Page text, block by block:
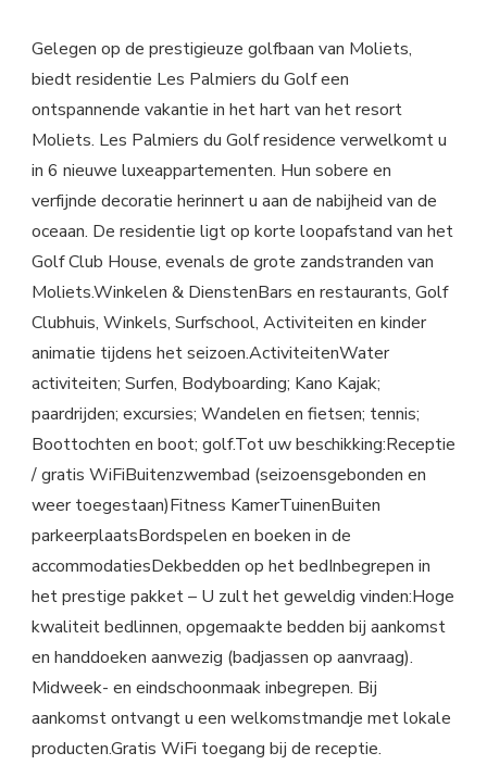
Gelegen op de prestigieuze golfbaan van Moliets,
biedt residentie Les Palmiers du Golf een
ontspannende vakantie in het hart van het resort
Moliets. Les Palmiers du Golf residence verwelkomt u
in 6 nieuwe luxeappartementen. Hun sobere en
verfijnde decoratie herinnert u aan de nabijheid van de
oceaan. De residentie ligt op korte loopafstand van het
Golf Club House, evenals de grote zandstranden van
Moliets.Winkelen & DienstenBars en restaurants, Golf
Clubhuis, Winkels, Surfschool, Activiteiten en kinder
animatie tijdens het seizoen.ActiviteitenWater
activiteiten; Surfen, Bodyboarding; Kano Kajak;
paardrijden; excursies; Wandelen en fietsen; tennis;
Boottochten en boot; golf.Tot uw beschikking:Receptie
/ gratis WiFiBuitenzwembad (seizoensgebonden en
weer toegestaan)Fitness KamerTuinenBuiten
parkeerplaatsBordspelen en boeken in de
accommodatiesDekbedden op het bedInbegrepen in
het prestige pakket – U zult het geweldig vinden:Hoge
kwaliteit bedlinnen, opgemaakte bedden bij aankomst
en handdoeken aanwezig (badjassen op aanvraag).
Midweek- en eindschoonmaak inbegrepen. Bij
aankomst ontvangt u een welkomstmandje met lokale
producten.Gratis WiFi toegang bij de receptie.